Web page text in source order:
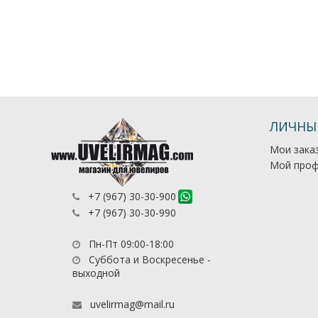
+7 (967) 30-30-900
+7 (967) 30-30-990
Пн-Пт 09:00-18:00
Суббота и Воскресенье -
выходной
uvelirmag@mail.ru
Мои
Мой